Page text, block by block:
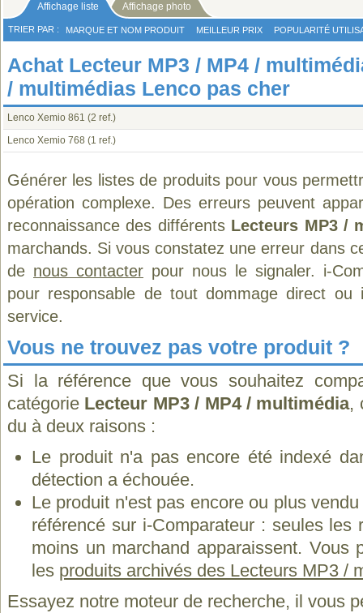
Affichage liste Affichage photo
TRIER PAR : MARQUE ET NOM PRODUIT MEILLEUR PRIX POPULARITÉ
Achat Lecteur MP3 / MP4 /
/ multimédias Lenco pas cher
Lenco Xemio 861 (2 ref.)
Lenco Xemio 768 (1 ref.)
Générer les listes de produits pour vous
opération complexe. Des erreurs peuvent
reconnaissance des différents Lecteurs MP3 /
marchands. Si vous constatez une erreur dans
de nous contacter pour nous le signaler. i-
pour responsable de tout dommage direct
service.
Vous ne trouvez pas votre produit ?
Si la référence que vous souhaitez
catégorie Lecteur MP3 / MP4 / multimédia,
du à deux raisons :
Le produit n'a pas encore été indexé
détection a échouée.
Le produit n'est pas encore ou plus
référencé sur i-Comparateur : seules les
moins un marchand apparaissent. Vous
les produits archivés des Lecteurs MP3 /
Essayez notre moteur de recherche, il vous